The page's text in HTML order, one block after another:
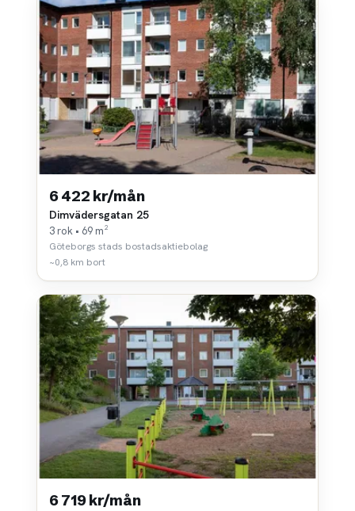
6 422 kr/mån
Dimvädersgatan 25
3 rok • 69 m²
Göteborgs stads bostadsaktiebolag
~0,8 km bort
6 719 kr/mån